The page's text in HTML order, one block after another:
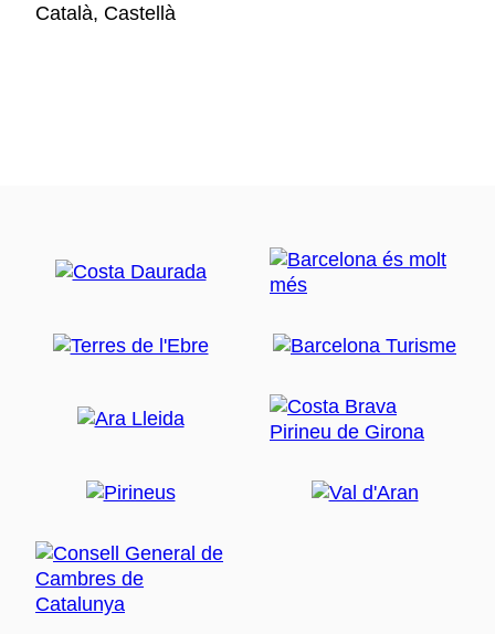
Català, Castellà